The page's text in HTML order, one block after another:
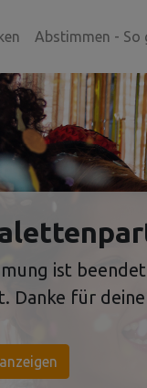
Abstimmen - So
ist
Danke für